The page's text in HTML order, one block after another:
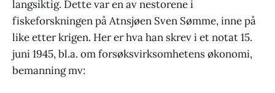
langsiktig. Dette var en av nestorene i
fiskeforskningen på Atnsjøen Sven Sømme, inne på
like etter krigen. Her er hva han skrev i et notat 15.
juni 1945, bl.a. om forsøksvirksomhetens økonomi,
bemanning mv: